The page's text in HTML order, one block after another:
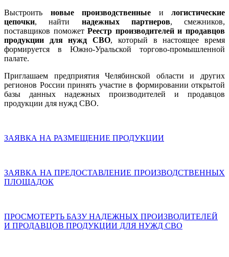
Выстроить новые производственные и логистические
цепочки, найти надежных партнеров, смежников,
поставщиков поможетРеестр производителей и продавцов
продукции для нужд СВО, который в настоящее время
формируется в Южно-Уральской торгово-промышленной
палате.
Приглашаем предприятия Челябинской области и других
регионов России принять участие в формировании открытой
базы данных надежных производителей и продавцов
продукции для нужд СВО.
ЗАЯВКА НА РАЗМЕЩЕНИЕ ПРОДУКЦИИ
ЗАЯВКА НА ПРЕДОСТАВЛЕНИЕ ПРОИЗВОДСТВЕННЫХ
ПЛОЩАДОК
ПРОСМОТЕРТЬ БАЗУ НАДЕЖНЫХ ПРОИЗВОДИТЕЛЕЙ
И ПРОДАВЦОВ ПРОДУКЦИИ ДЛЯ НУЖД СВО